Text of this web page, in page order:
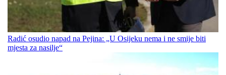
Radić osudio napad na Pejina: „U Osijeku nema i ne smije biti
mjesta za nasilje“